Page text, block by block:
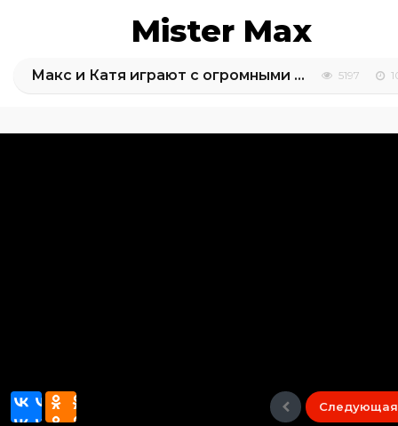
Mister Max
Макс и Катя играют с огромными сюрприз яйцами Барби и Звездные Войны 5197
Следующая